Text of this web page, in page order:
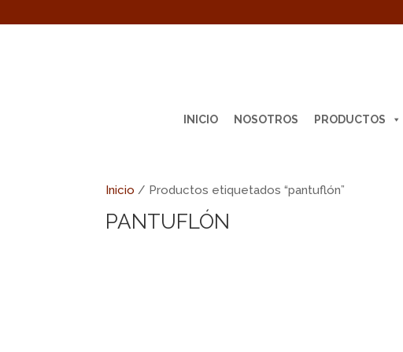
INICIO NOSOTROS PRODUCTOS
Inicio / Productos etiquetados “pantuflón”
PANTUFLÓN